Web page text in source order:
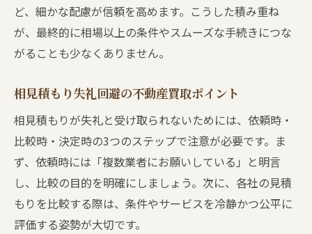
ど、細かな配慮が信頼を高めます。こうした積み重ね
が、最終的に相場以上の条件やスムーズな手続きにつな
がることも少なくありません。
相見積もり失礼回避の不動産買取ポイント
相見積もりが失礼と受け取られないためには、依頼時・
比較時・決定時の3つのステップで注意が必要です。ま
ず、依頼時には「複数業者にお願いしている」と明言
し、比較の目的を明確にしましょう。次に、各社の見積
もりを比較する際は、条件やサービスを冷静かつ公平に
評価する姿勢が大切です。